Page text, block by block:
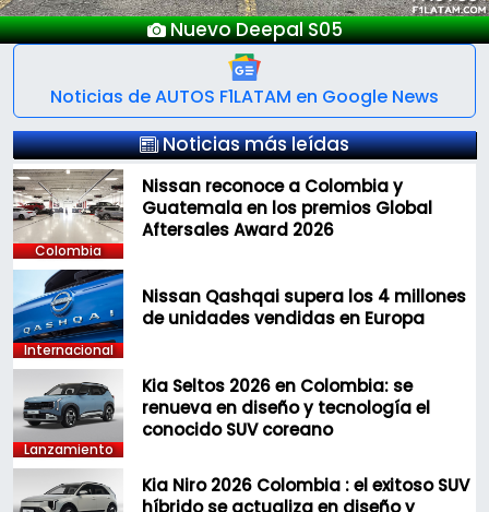
Lanzamientos Salón Automóvil Bogotá
Noticias de AUTOS F1LATAM en Google News
Noticias más leídas
Colombia
Nissan reconoce a Colombia y
Guatemala en los premios Global
Aftersales Award 2026
Internacional
Nissan Qashqai supera los 4 millones
de unidades vendidas en Europa
Lanzamiento
Kia Seltos 2026 en Colombia: se
renueva en diseño y tecnología el
conocido SUV coreano
Kia Niro 2026 Colombia : el exitoso SUV
híbrido se actualiza en diseño y